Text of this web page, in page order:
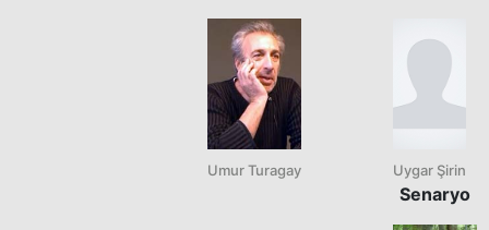
Umur Turagay Uygar Şirin
Senaryo